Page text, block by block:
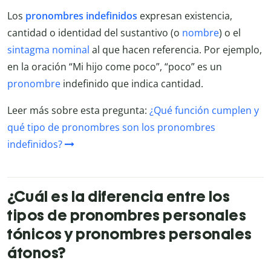
Los pronombres indefinidos expresan existencia,
cantidad o identidad del sustantivo (o nombre) o el
sintagma nominal al que hacen referencia. Por ejemplo,
en la oración “Mi hijo come poco”, “poco” es un
pronombre indefinido que indica cantidad.
Leer más sobre esta pregunta: ¿Qué función cumplen y
qué tipo de pronombres son los pronombres
indefinidos?
¿Cuál es la diferencia entre los
tipos de pronombres personales
tónicos y pronombres personales
átonos?